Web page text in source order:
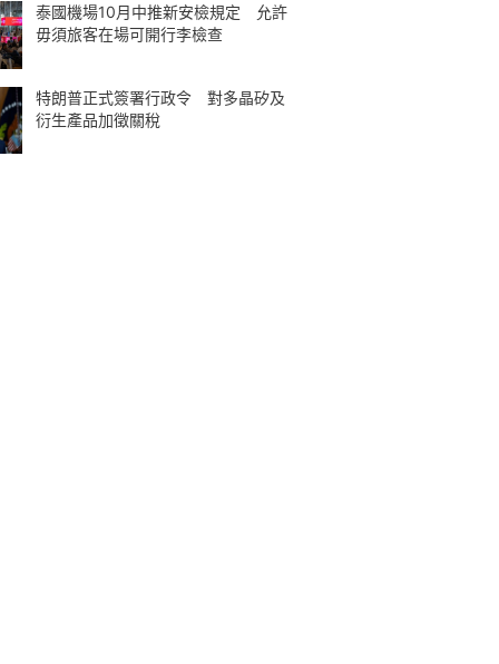
泰國機場10月中推新安檢規定 允許
毋須旅客在場可開行李檢查
特朗普正式簽署行政令 對多晶矽及
衍生產品加徵關稅